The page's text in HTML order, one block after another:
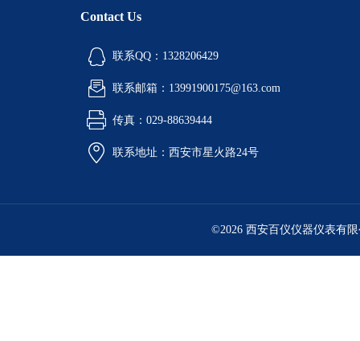
Contact Us
联系QQ：1328206429
联系邮箱：13991900175@163.com
传真：029-88639444
联系地址：西安市星火路24号
©2026 西安百仪仪器仪表有